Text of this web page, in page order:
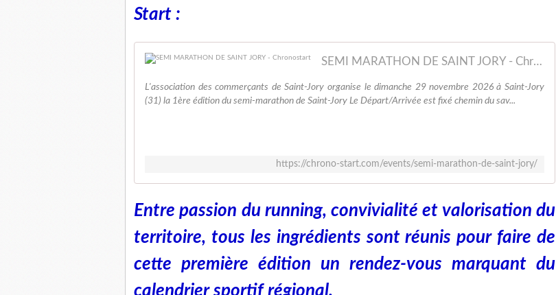
Start :
SEMI MARATHON DE SAINT JORY - Chronostart
L'association des commerçants de Saint-Jory organise le dimanche 29 novembre 2026 à Saint-Jory
(31) la 1ère édition du semi-marathon de Saint-Jory Le Départ/Arrivée est fixé chemin du sav...
https://chrono-start.com/events/semi-marathon-de-saint-jory/
Entre passion du running, convivialité et valorisation du
territoire, tous les ingrédients sont réunis pour faire de
cette première édition un rendez-vous marquant du
calendrier sportif régional.